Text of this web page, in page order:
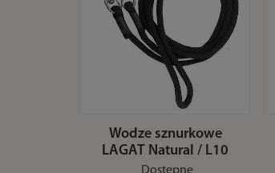
Wodze sznurkowe
LAGAT Natural / L10